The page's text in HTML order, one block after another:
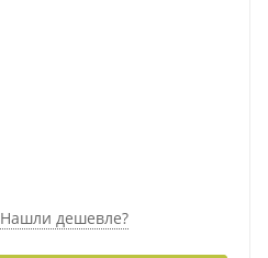
Нашли дешевле?